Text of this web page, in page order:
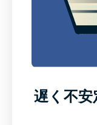
遅く不